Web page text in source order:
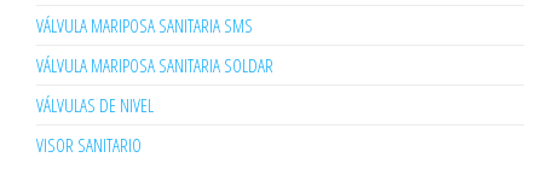
VÁLVULA MARIPOSA SANITARIA SMS
VÁLVULA MARIPOSA SANITARIA SOLDAR
VÁLVULAS DE NIVEL
VISOR SANITARIO